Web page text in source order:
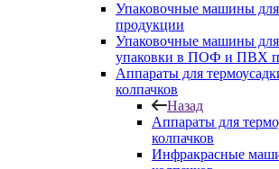
Упаковочные машины
продукции
Упаковочные машины
упаковки в ПОФ и ПВХ
Аппараты для
колпачков
Назад
Аппараты для
колпачков
Инфракрасные